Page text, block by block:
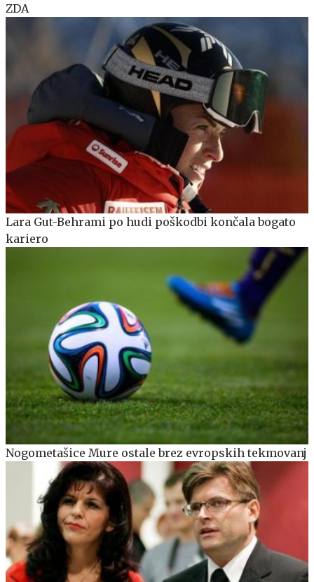
ZDA
Lara Gut-Behrami po hudi poškodbi končala bogato
kariero
Nogometašice Mure ostale brez evropskih tekmovanj